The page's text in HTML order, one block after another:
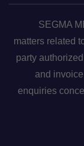
SEGMA
matters related
party
and
enquiries